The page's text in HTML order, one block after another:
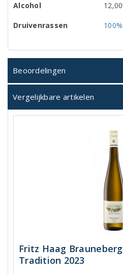
Alcohol
Druivenrassen
Beoordelingen
Vergelijkbare artikelen
Fritz Haag
Tradition 2023